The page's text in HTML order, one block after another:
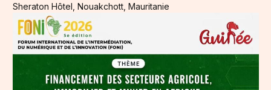
Sheraton Hôtel, Nouakchott, Mauritanie